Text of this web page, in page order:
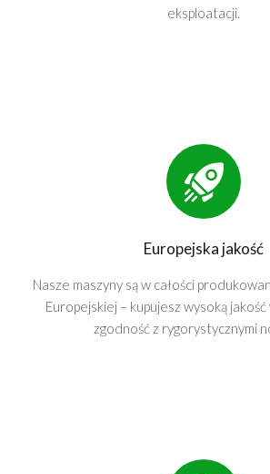
eksploatacji.
Europejska jakość
Nasze maszyny są w całości
Europejskiej – kupujesz wysoką
zgodność z rygorystycznymi